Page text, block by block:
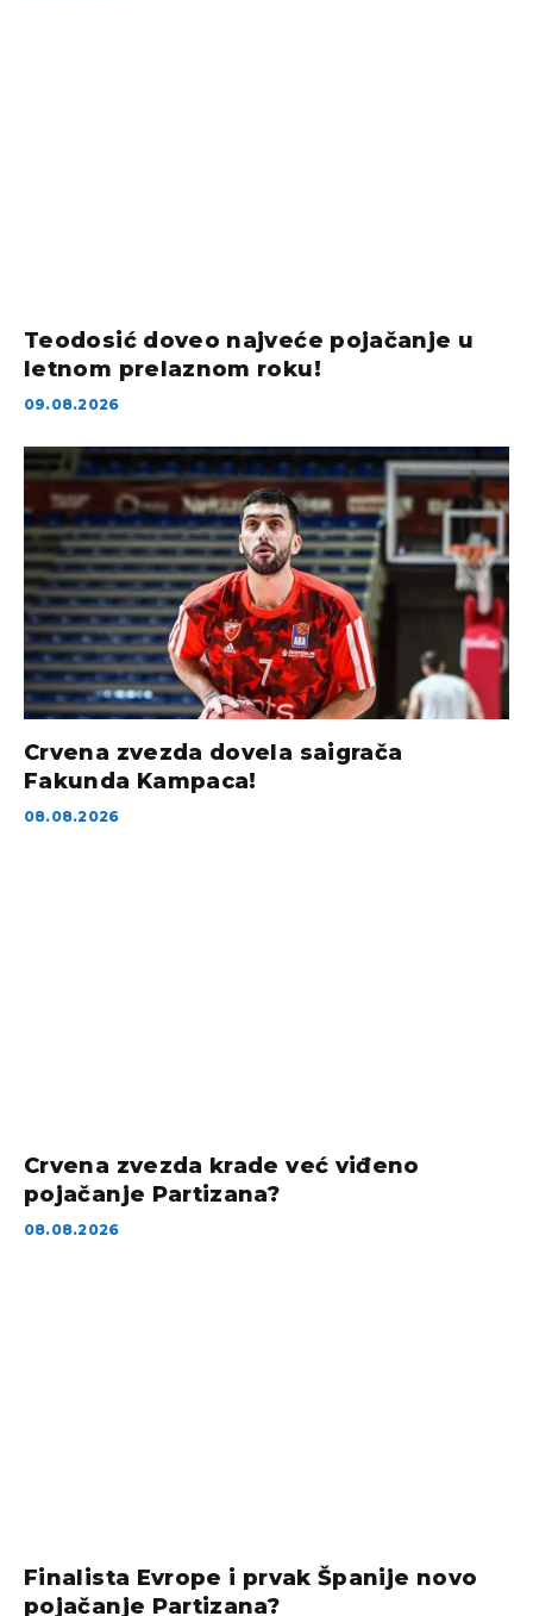
Teodosić doveo najveće pojačanje u
letnom prelaznom roku!
09.08.2026
Crvena zvezda dovela saigrača
Fakunda Kampaca!
08.08.2026
Crvena zvezda krade već viđeno
pojačanje Partizana?
08.08.2026
Finalista Evrope i prvak Španije novo
pojačanje Partizana?